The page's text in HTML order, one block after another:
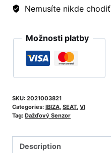
Nemusíte nikde chodiť
Možnosti platby
SKU: 2021003821
Categories: IBIZA SEAT VI
Tag: Dažďový Senzor
Description